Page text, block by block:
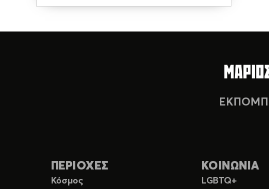
ΠΕΡΙΟΧΕΣ
Κόσμος
ΚΟΙΝΩΝΙΑ
LGBTQ+